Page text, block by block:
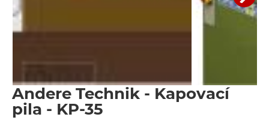
Andere Technik - Kapovací
pila - KP-35